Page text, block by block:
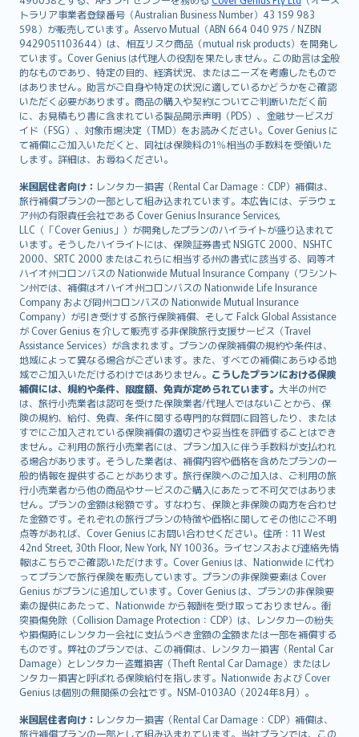
トラリア事業者登録番号（Australian Business Number）43 159 983
598）が販売しています。Asservo Mutual（ABN 664 040 975 / NZBN
9429051103644）は、相互リスク商品（mutual risk products）を開発し
ています。Cover Genius は代理人の役割を果たしません。この助言は全般
的なものであり、特定の目的、経済状況、またはニーズを考慮したもので
はありません。助言がご自身や特定の状況に適しているかどうかをご確認
いただく必要があります。商品の購入や契約についてご判断いただく前
に、お見積もり書に含まれている製品開示声明（PDS）、金融サービスガ
イド（FSG）、対象市場決定（TMD）をお読みください。Cover Genius に
て補償にご加入いただくと、同社は保険料の1％相当の手数料を受領いた
します。詳細は、お尋ねください。
米国居住者向け： レンタカー損害（Rental Car Damage：CDP）補償は、
旅行補償プランの一部として組み込まれています。本広告には、デラウェ
ア州の有限責任会社である Cover Genius Insurance Services,
LLC（「Cover Genius」）が開発したプランのハイライトが盛り込まれて
います。そうしたハイライトには、保険証券書式 NSIGTC 2000、NSHTC
2000、SRTC 2000 またはこれらに相当する州の書式に該当する、同等オ
ハイオ州コロンバスの Nationwide Mutual Insurance Company（ワシント
ン州では、補償はオハイオ州コロンバスの Nationwide Life Insurance
Company および同州コロンバスの Nationwide Mutual Insurance
Company）が引き受けする旅行保険補償、そして Falck Global Assistance
が Cover Genius を介して販売する非保険旅行支援サービス（Travel
Assistance Services）が含まれます。プランの保険補償の規約や条件は、
地域によって異なる場合がございます。また、すべての補償にあらゆる地
域でご加入いただけるわけではありません。 こうしたプランにおける保険
補償には、規約や条件、限度額、免責が定められています。 大半の州で
は、旅行小売業者は認可を受けた保険業者/代理人ではないことから、保
険の規約、給付、免責、条件に関する専門的な質問に回答したり、または
すでにご加入されている保険補償の適切さや妥当性を評価することはでき
ません。ご利用の旅行小売業者には、プラン加入に伴う手数料が支払われ
る場合があります。そうした業者は、補償内容や価格を含めたプランの一
般的情報を提供することがあります。旅行保険へのご加入は、ご利用の旅
行小売業者から他の商品やサービスのご購入にあたって不可欠ではありま
せん。プランの金額は総額です。すなわち、保険と非保険の両方を合わせ
た金額です。それぞれの旅行プランの特徴や価格に関してその他にご不明
点等があれば、Cover Genius にお問い合わせください。住所：11 West
42nd Street, 30th Floor, New York, NY 10036。ライセンスおよび連絡先情
報はこちらでご確認いただけます。Cover Genius は、Nationwide に代わ
ってプランで旅行保険を販売しています。プランの非保険要素は Cover
Genius がプランに追加しています。Cover Genius は、プランの非保険要
素の提供にあたって、Nationwide から報酬を受け取っておりません。衝
突損傷免除（Collision Damage Protection：CDP）は、レンタカーの紛失
や損傷時にレンタカー会社に支払うべき金額の全額または一部を補償する
ものです。弊社のプランでは、この補償は、レンタカー損害（Rental Car
Damage）とレンタカー盗難損害（Theft Rental Car Damage）またはレ
ンタカー損害と呼ばれる保険給付を指します。Nationwide および Cover
Genius は個別の無関係の会社です。NSM-0103AO（2024年8月）。
米国居住者向け： レンタカー損害（Rental Car Damage：CDP）補償は、
旅行補償プランの一部として組み込まれています。当社プランでは、この
한국어
dansk
norsk
suomi
العربيّة
Türkçe
česky
Русский
български
català
Hrvatski
eesti
Ελληνικά
Magyar
Íslenska
Bahasa Indonesia
latviešu
Lietuviškai
Bahasa Melayu
Română
српски
Slovensky
Slovenščina
Українська
Tiếng Việt